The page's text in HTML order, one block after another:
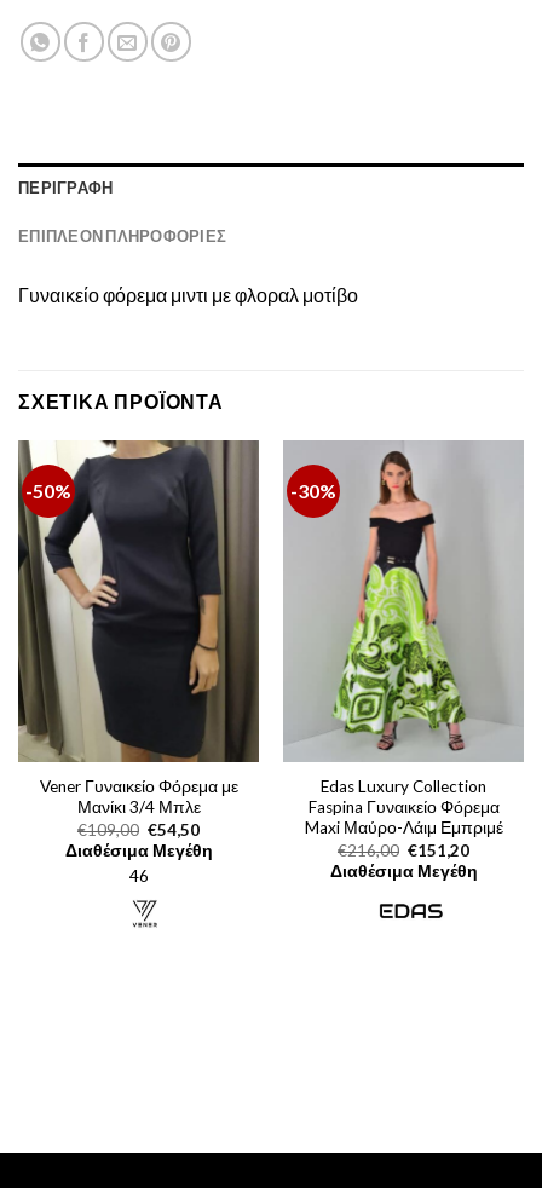
ΠΕΡΙΓΡΑΦΉ
ΕΠΙΠΛΈΟΝ ΠΛΗΡΟΦΟΡΊΕΣ
Γυναικείο φόρεμα μιντι με φλοραλ μοτίβο
ΣΧΕΤΙΚΆ ΠΡΟΪΌΝΤΑ
-50%
Vener Γυναικείο Φόρεμα με
Μανίκι 3/4 Μπλε
€109,00 Original
price
was:
€109,00.
€54,50Η
τρέχουσα
τιμή
Διαθέσιμα Μεγέθη
46
-30%
Edas Luxury Collection
Faspina Γυναικείο Φόρεμα
Maxi Μαύρο-Λάιμ Εμπριμέ
€216,00 Original
price
was:
€151,20Η
τρέχουσα
τιμή
Διαθέσιμα Μεγέθη